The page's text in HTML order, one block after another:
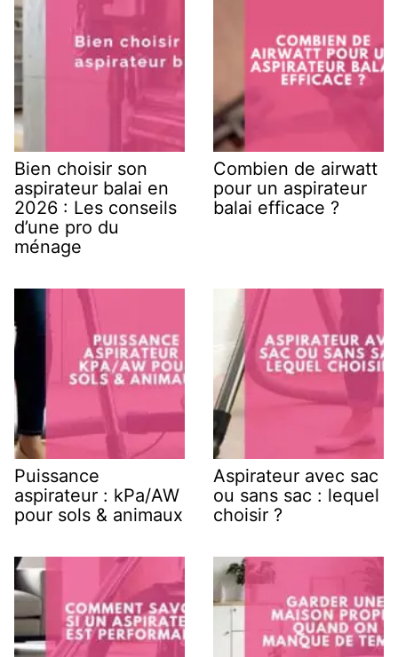
Bien choisir son
aspirateur balai en
2026 : Les conseils
d’une pro du
ménage
Combien de airwatt
pour un aspirateur
balai efficace ?
Puissance
aspirateur : kPa/AW
pour sols & animaux
Aspirateur avec sac
ou sans sac : lequel
choisir ?